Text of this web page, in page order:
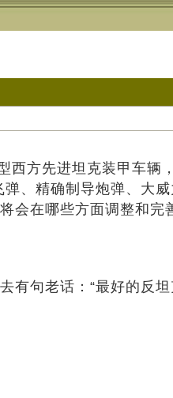
方先进坦克装甲车辆
、精确制导炮弹、大
会在哪些方面调整和完
句老话：“最好的反